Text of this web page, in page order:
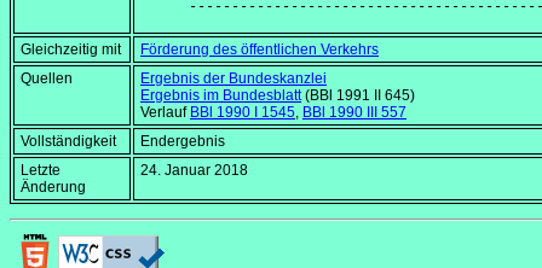
Gleichzeitig mit
Förderung des öffentlichen Verkehrs
Quellen
Ergebnis der Bundeskanzlei
Ergebnis im Bundesblatt(BBl 1991 II 645)
Verlauf BBl 1990 I 1545, BBl 1990 III 557
Vollständigkeit
Endergebnis
Letzte
Änderung
24. Januar 2018